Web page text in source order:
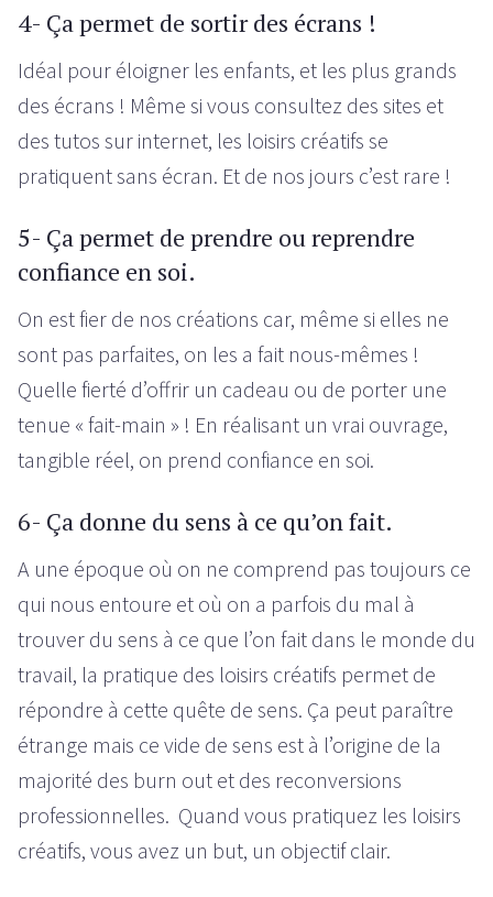
4- Ça permet de sortir des écrans !
Idéal pour éloigner les enfants, et les plus grands
des écrans ! Même si vous consultez des sites et
des tutos sur internet, les loisirs créatifs se
pratiquent sans écran. Et de nos jours c’est rare !
5- Ça permet de prendre ou reprendre
confiance en soi.
On est fier de nos créations car, même si elles ne
sont pas parfaites, on les a fait nous-mêmes !
Quelle fierté d’offrir un cadeau ou de porter une
tenue « fait-main » ! En réalisant un vrai ouvrage,
tangible réel, on prend confiance en soi.
6- Ça donne du sens à ce qu’on fait.
A une époque où on ne comprend pas toujours ce
qui nous entoure et où on a parfois du mal à
trouver du sens à ce que l’on fait dans le monde du
travail, la pratique des loisirs créatifs permet de
répondre à cette quête de sens. Ça peut paraître
étrange mais ce vide de sens est à l’origine de la
majorité des burn out et des reconversions
professionnelles. Quand vous pratiquez les loisirs
créatifs, vous avez un but, un objectif clair.